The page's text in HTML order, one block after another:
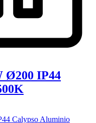
Ø200 IP44